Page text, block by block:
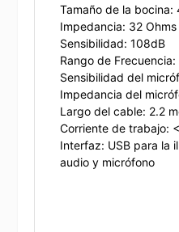
Tamaño de la bocina:
Impedancia: 32 Ohms
Sensibilidad: 108dB
Rango de
Sensibilidad del
Impedancia del
Largo del cable: 2.2
Corriente de trabajo:
Interfaz: USB para la
audio y micrófono